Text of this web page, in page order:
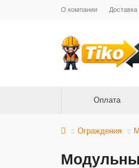
О компании Доставка
Оплата
Ограждения